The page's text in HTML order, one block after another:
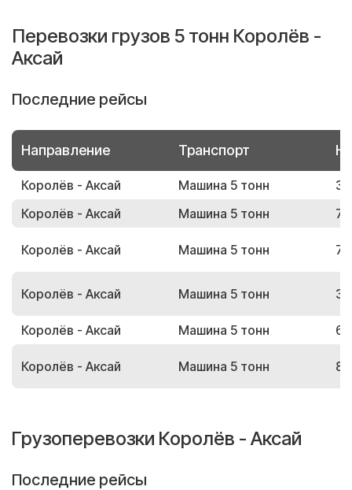
Перевозки грузов 5 тонн Королёв -
Аксай
Последние рейсы
Направление Транспорт
Королёв - Аксай Машина 5 тонн
Королёв - Аксай
Машина 5 тонн
Королёв - Аксай Машина 5 тонн
Королёв - Аксай Машина 5 тонн
Королёв - Аксай Машина 5 тонн
Королёв - Аксай Машина 5 тонн
Грузоперевозки Королёв - Аксай
Последние рейсы